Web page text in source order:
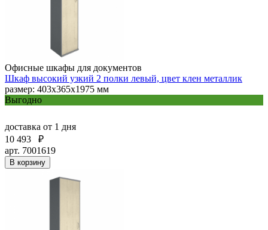
Офисные шкафы для документов
Шкаф высокий узкий 2 полки левый, цвет клен металлик
размер: 403х365х1975 мм
Выгодно
доставка от 1 дня
10 493
₽
арт. 7001619
В корзину